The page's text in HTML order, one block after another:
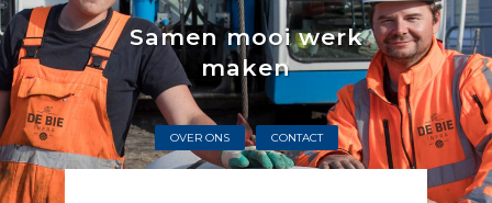
Samen mooi werk
maken
OVER ONS CONTACT